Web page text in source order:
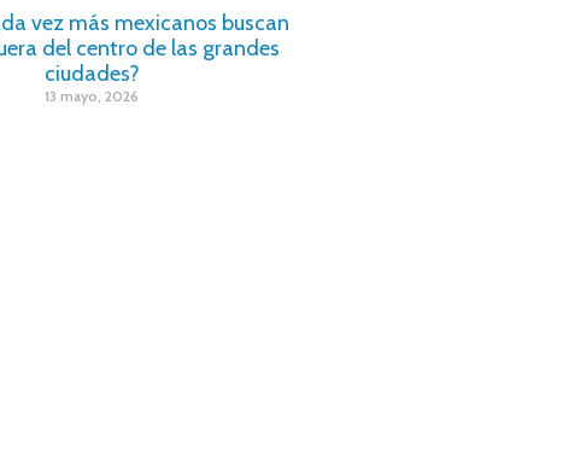
vez más mexicanos buscan
del centro de las grandes
ciudades?
13 mayo, 2026